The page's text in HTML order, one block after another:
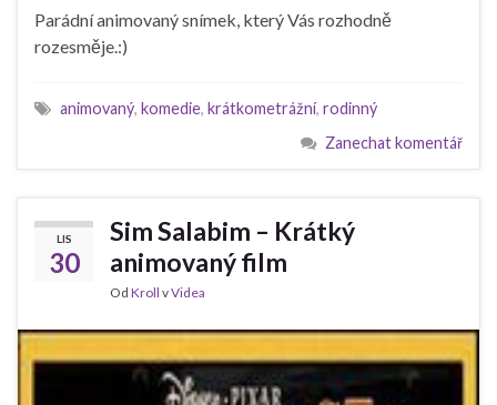
Parádní animovaný snímek, který Vás rozhodně
rozesměje.:)
animovaný, komedie, krátkometrážní, rodinný
Zanechat komentář
LIS
30
Sim Salabim – Krátký
animovaný film
Od Kroll vVidea